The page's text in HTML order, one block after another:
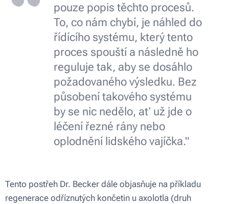
pouze popis těchto procesů.
To, co nám chybí, je náhled do
řídícího systému, který tento
proces spouští a následně ho
reguluje tak, aby se dosáhlo
požadovaného výsledku. Bez
působení takového systému
by se nic nedělo, ať už jde o
léčení řezné rány nebo
oplodnění lidského vajíčka."
Tento postřeh Dr. Becker dále objasňuje na příkladu
regenerace odříznutých končetin u axolotla (druh